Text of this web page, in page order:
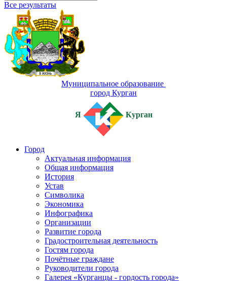
Все результаты
Муниципальное образование
город Курган
Я Курган
Город
Актуальная информация
Общая информация
История
Устав
Символика
Экономика
Инфографика
Организации
Развитие города
Градостроительная деятельность
Гостям города
Почётные граждане
Руководители города
Галерея «Курганцы - гордость города»